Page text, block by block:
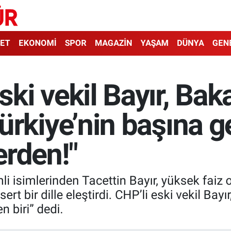
EKONOMİ SPOR MAGAZİN YAŞAM DÜNYA
vekil Bayır,
başına
isimlerinden Tacettin Bayır, yüksek faiz
bir dille eleştirdi. CHP’li eski vekil
biri” dedi.